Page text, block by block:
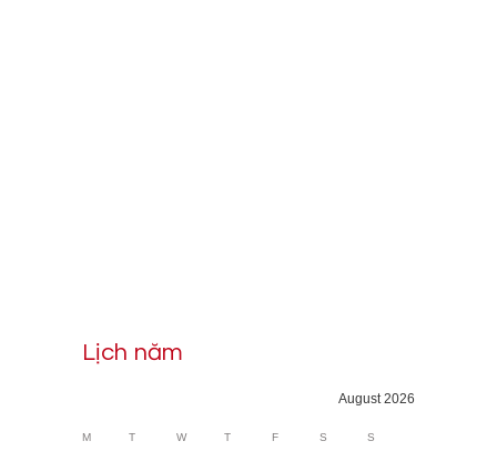
Lịch năm
August 2026
M T W T F S S